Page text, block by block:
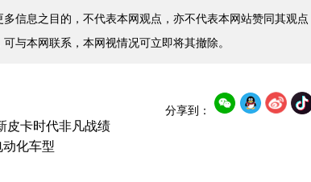
信息之目的，不代表本网观点，亦不代表本网站赞同其观点
与本网联系，本网视情况可立即将其撤除。
分享到：
皮卡时代非凡战绩
动化车型